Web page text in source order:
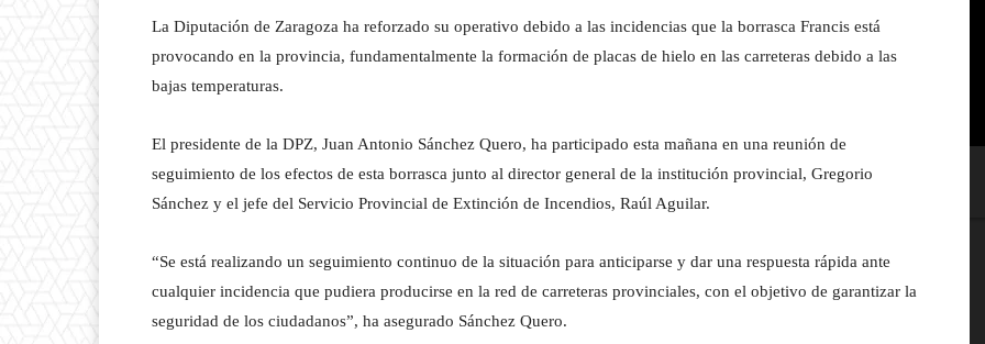
La Diputación de Zaragoza ha reforzado su operativo debido a las incidencias que la borrasca Francis está
provocando en la provincia, fundamentalmente la formación de placas de hielo en las carreteras debido a las
bajas temperaturas.
El presidente de la DPZ, Juan Antonio Sánchez Quero, ha participado esta mañana en una reunión de
seguimiento de los efectos de esta borrasca junto al director general de la institución provincial, Gregorio
Sánchez y el jefe del Servicio Provincial de Extinción de Incendios, Raúl Aguilar.
“Se está realizando un seguimiento continuo de la situación para anticiparse y dar una respuesta rápida ante
cualquier incidencia que pudiera producirse en la red de carreteras provinciales, con el objetivo de garantizar la
seguridad de los ciudadanos”, ha asegurado Sánchez Quero.